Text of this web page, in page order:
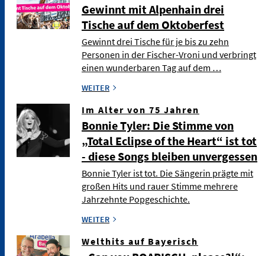
Gewinnt mit Alpenhain drei
Tische auf dem Oktoberfest
Gewinnt drei Tische für je bis zu zehn
Personen in der Fischer-Vroni und verbringt
einen wunderbaren Tag auf dem …
WEITER
Im Alter von 75 Jahren
Bonnie Tyler: Die Stimme von
„Total Eclipse of the Heart“ ist tot
- diese Songs bleiben unvergessen
Bonnie Tyler ist tot. Die Sängerin prägte mit
großen Hits und rauer Stimme mehrere
Jahrzehnte Popgeschichte.
WEITER
Welthits auf Bayerisch